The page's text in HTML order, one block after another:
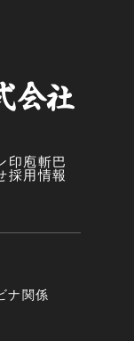
印 庖斬巴
採用情報
ナ関係